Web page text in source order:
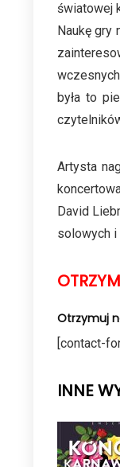
światowej
Naukę gry
była to
Artysta
David
solowych i
Otrzymuj
[contact-
INNE